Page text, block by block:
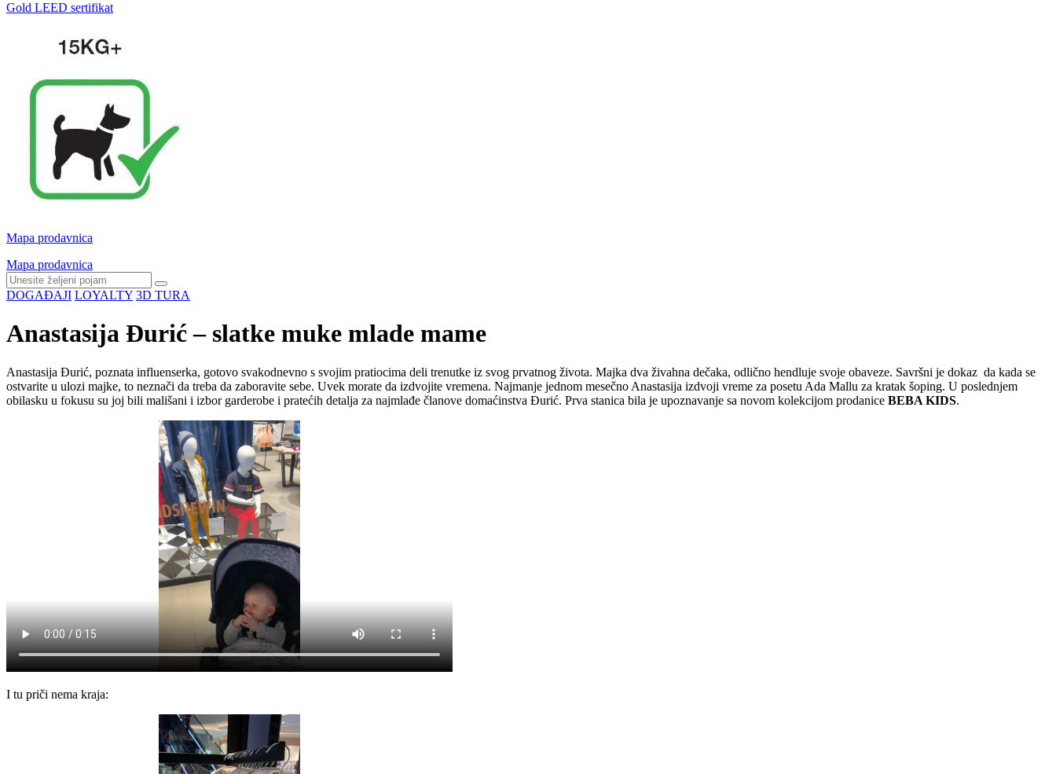
Gold LEED sertifikat
Mapa prodavnica
Mapa prodavnica
DOGAĐAJI LOYALTY 3D TURA
Anastasija Đurić – slatke muke mlade mame
Anastasija Đurić, poznata influenserka, gotovo svakodnevno s svojim pratiocima deli trenutke iz svog prvatnog života. Majka dva živahna dečaka, odlično hendluje svoje obaveze. Savršni je dokaz da kada se
ostvarite u ulozi majke, to neznači da treba da zaboravite sebe. Uvek morate da izdvojite vremena. Najmanje jednom mesečno Anastasija izdvoji vreme za posetu Ada Mallu za kratak šoping. U poslednjem
obilasku u fokusu su joj bili mališani i izbor garderobe i pratećih detalja za najmlađe članove domaćinstva Đurić. Prva stanica bila je upoznavanje sa novom kolekcijom prodanice BEBA KIDS.
I tu priči nema kraja: